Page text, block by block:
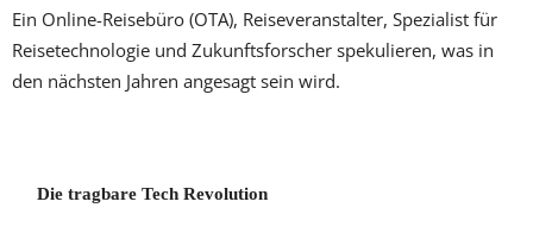
Ein Online-Reisebüro (OTA), Reiseveranstalter, Spezialist für
Reisetechnologie und Zukunftsforscher spekulieren, was in
den nächsten Jahren angesagt sein wird.
Die tragbare Tech Revolution